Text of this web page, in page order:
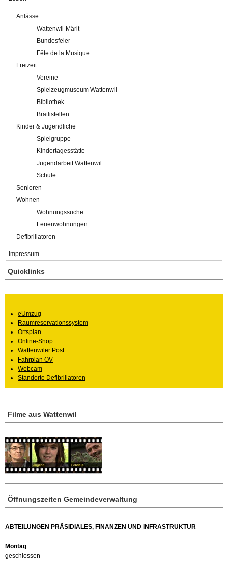
Anlässe
Wattenwil-Märit
Bundesfeier
Fête de la Musique
Freizeit
Vereine
Spielzeugmuseum Wattenwil
Bibliothek
Brätlistellen
Kinder & Jugendliche
Spielgruppe
Kindertagesstätte
Jugendarbeit Wattenwil
Schule
Senioren
Wohnen
Wohnungssuche
Ferienwohnungen
Defibrillatoren
Impressum
Öffnungszeiten Gemeindeverwaltung
ABTEILUNGEN PRÄSIDIALES, FINANZEN UND INFRASTRUKTUR
Montag
geschlossen
Filme aus Wattenwil
Quicklinks
eUmzug
Raumreservationssystem
Ortsplan
Online-Shop
Wattenwiler Post
Fahrplan ÖV
Webcam
Standorte Defibrillatoren